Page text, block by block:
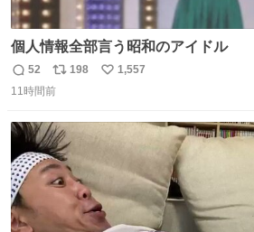
個人情報全部言う昭和のアイドル
返
信
52
リ
ポ
ト
数
198
い
数
1,557
11時間前